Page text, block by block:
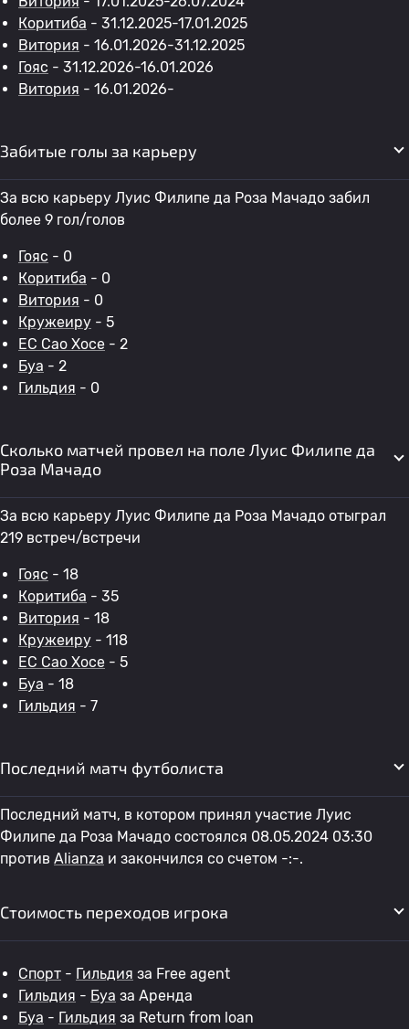
Коритиба - 31.12.2025-17.01.2025
Витория - 16.01.2026-31.12.2025
Гояс - 31.12.2026-16.01.2026
Витория - 16.01.2026-
Забитые голы за карьеру
За всю карьеру Луис Филипе да Роза Мачадо забил
более 9 гол/голов
Гояс - 0
Коритиба - 0
Витория - 0
Кружеиру - 5
EC Сао Хосе - 2
Буа - 2
Гильдия - 0
Сколько матчей провел на поле Луис Филипе да
Роза Мачадо
За всю карьеру Луис Филипе да Роза Мачадо отыграл
219 встреч/встречи
Гояс - 18
Коритиба - 35
Витория - 18
Кружеиру - 118
EC Сао Хосе - 5
Буа - 18
Гильдия - 7
Последний матч футболиста
Последний матч, в котором принял участие Луис
Филипе да Роза Мачадо состоялся 08.05.2024 03:30
против Alianza и закончился со счетом -:-.
Стоимость переходов игрока
Спорт - Гильдия за Free agent
Гильдия - Буа за Аренда
Буа - Гильдия за Return from loan